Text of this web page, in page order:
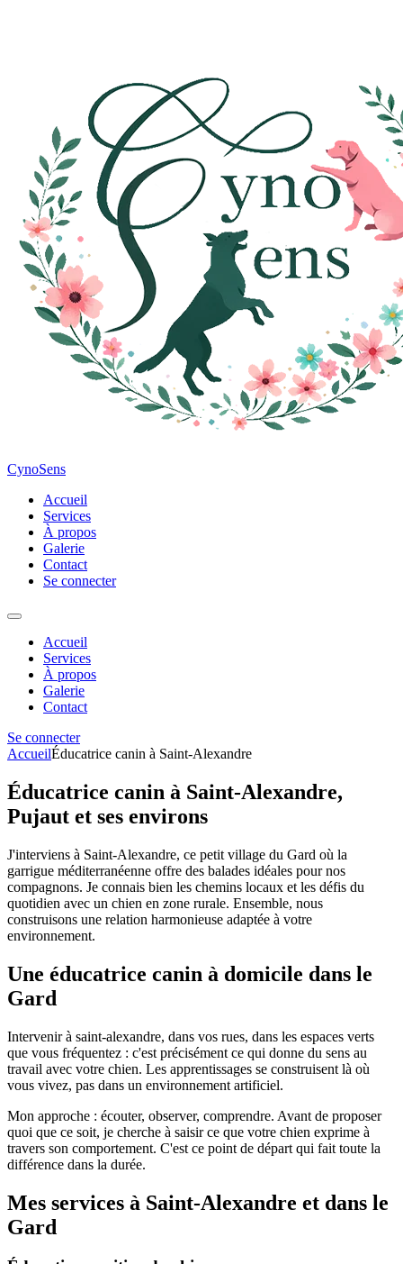
CynoSens
Accueil
Services
À propos
Galerie
Contact
Se connecter
Accueil
Services
À propos
Galerie
Contact
Se connecter
AccueilÉducatrice canin à Saint-Alexandre
Éducatrice canin à Saint-Alexandre,
Pujaut et ses environs
J'interviens à Saint-Alexandre, ce petit village du Gard où la
garrigue méditerranéenne offre des balades idéales pour nos
compagnons. Je connais bien les chemins locaux et les défis du
quotidien avec un chien en zone rurale. Ensemble, nous
construisons une relation harmonieuse adaptée à votre
environnement.
Une éducatrice canin à domicile dans le
Gard
Intervenir à saint-alexandre, dans vos rues, dans les espaces verts
que vous fréquentez : c'est précisément ce qui donne du sens au
travail avec votre chien. Les apprentissages se construisent là où
vous vivez, pas dans un environnement artificiel.
Mon approche : écouter, observer, comprendre. Avant de proposer
quoi que ce soit, je cherche à saisir ce que votre chien exprime à
travers son comportement. C'est ce point de départ qui fait toute la
différence dans la durée.
Mes services à Saint-Alexandre et dans le
Gard